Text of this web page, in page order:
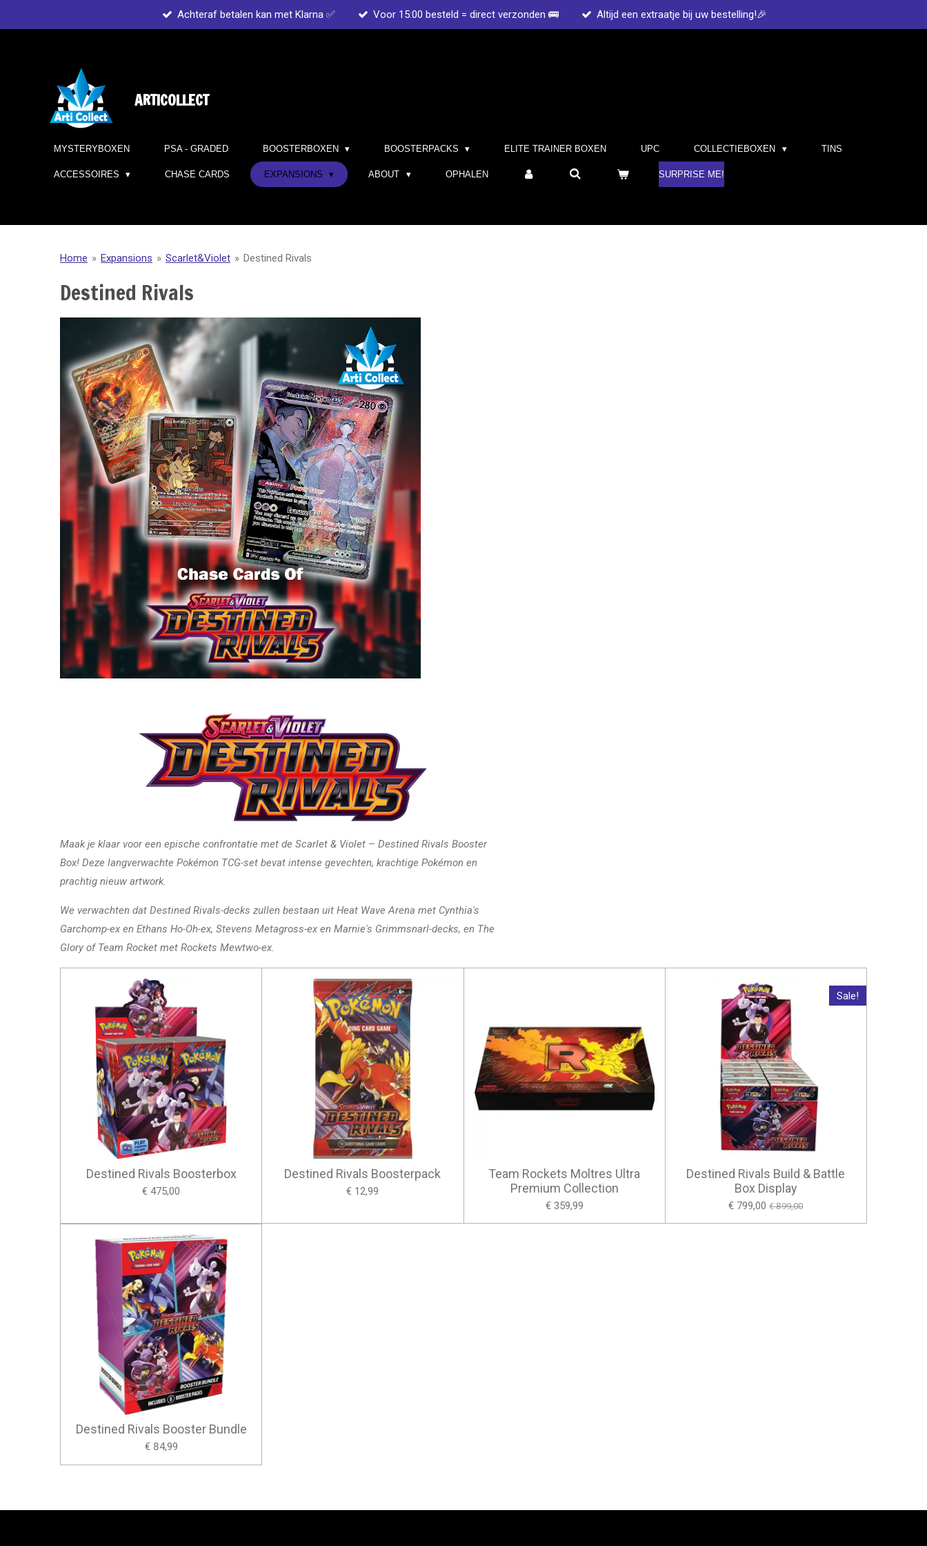
hoofdinhoud
Achteraf betalen kan met Klarna ✅ Voor 15:00 besteld = direct verzonden 🚌 Altijd een extraatje bij uw bestelling!🎉
ARTICOLLECT
MYSTERYBOXEN PSA - GRADED BOOSTERBOXEN BOOSTERPACKS ELITE TRAINER BOXEN UPC COLLECTIEBOXEN TINS
ACCESSOIRES CHASE CARDS EXPANSIONS ABOUT OPHALEN SURPRISE ME!
Home » Expansions » Scarlet&Violet » Destined Rivals
Destined Rivals
Maak je klaar voor een epische confrontatie met de Scarlet & Violet – Destined Rivals Booster
Box! Deze langverwachte Pokémon TCG-set bevat intense gevechten, krachtige Pokémon en
prachtig nieuw artwork.
We verwachten dat Destined Rivals-decks zullen bestaan ​​uit Heat Wave Arena met Cynthia's
Garchomp-ex en Ethans Ho-Oh-ex, Stevens Metagross-ex en Marnie's Grimmsnarl-decks, en The
Glory of Team Rocket met Rockets Mewtwo-ex.
Destined Rivals Boosterbox
€ 475,00
Destined Rivals Boosterpack
€ 12,99
Team Rockets Moltres Ultra
Premium Collection
€ 359,99
Sale!
Destined Rivals Build & Battle
Box Display
€ 799,00 € 899,00
Destined Rivals Booster Bundle
€ 84,99